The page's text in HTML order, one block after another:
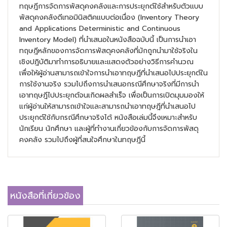
ทฤษฎีการจัดการพัสดุคงคลังและการประยุกต์ใช้สำหรับตัวแบบ
พัสดุคงคลังดีเทอมินิสติคแบบต่อเนื่อง (Inventory Theory
and Applications Deterministic and Continuous
Inventory Model) ที่นำเสนอในหนังสือฉบับนี้ เป็นการนำเอา
ทฤษฎีหลักของการจัดการพัสดุคงคลังที่มักถูกนำมาใช้จริงใน
เชิงปฎิบัติมาทำการอธิบายและแสดงตัวอย่างวิธีการคำนวณ
เพื่อให้ผู้อ่านสามารถเข้าใจการนำเอาทฤษฎีที่นำเสนอไปประยุกต์ใน
การใช้งานจริง รวมไปถึงการนำเสนอกรณีศึกษาจริงที่มีการนำ
เอาทฤษฎีไปประยุกต์จนเกิดผลสำเร็จ เพื่อเป็นการเปิดมุมมองให้
แก่ผู้อ่านให้สามารถเข้าใจและสามารถนำเอาทฤษฎีที่นำเสนอไป
ประยุกต์ใช้กับกรณีศึกษาจริงได้ หนังสือเล่มนี้จึงเหมาะสำหรับ
นักเรียน นักศึกษา และผู้ที่ทำงานเกี่ยวข้องกับการจัดการพัสดุ
คงคลัง รวมไปถึงผู้ที่สนใจศึกษาในทฤษฎีนี้
หนังสือที่เกี่ยวข้อง